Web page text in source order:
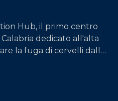
Hub, il primo centro
dedicato all'alta
la fuga di cervelli dalla
e Francesco